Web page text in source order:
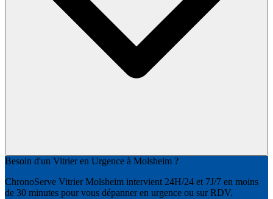
Besoin d'un Vitrier en Urgence à Molsheim ?
ChronoServe Vitrier Molsheim intervient 24H/24 et 7J/7 en moins
de 30 minutes pour vous dépanner en urgence ou sur RDV.